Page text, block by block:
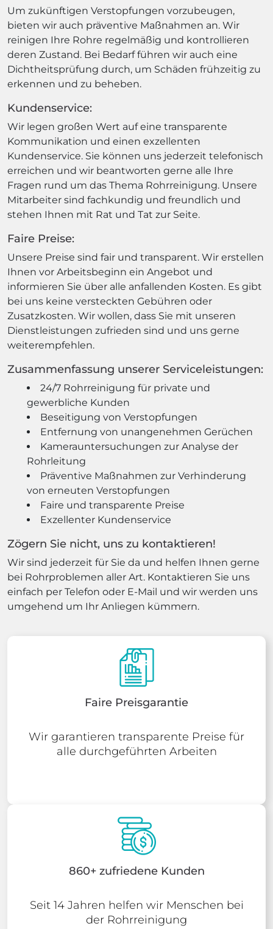
Um zukünftigen Verstopfungen vorzubeugen,
bieten wir auch präventive Maßnahmen an. Wir
reinigen Ihre Rohre regelmäßig und kontrollieren
deren Zustand. Bei Bedarf führen wir auch eine
Dichtheitsprüfung durch, um Schäden frühzeitig zu
erkennen und zu beheben.
Kundenservice:
Wir legen großen Wert auf eine transparente
Kommunikation und einen exzellenten
Kundenservice. Sie können uns jederzeit telefonisch
erreichen und wir beantworten gerne alle Ihre
Fragen rund um das Thema Rohrreinigung. Unsere
Mitarbeiter sind fachkundig und freundlich und
stehen Ihnen mit Rat und Tat zur Seite.
Faire Preise:
Unsere Preise sind fair und transparent. Wir erstellen
Ihnen vor Arbeitsbeginn ein Angebot und
informieren Sie über alle anfallenden Kosten. Es gibt
bei uns keine versteckten Gebühren oder
Zusatzkosten. Wir wollen, dass Sie mit unseren
Dienstleistungen zufrieden sind und uns gerne
weiterempfehlen.
Zusammenfassung unserer Serviceleistungen:
24/7 Rohrreinigung für private und
gewerbliche Kunden
Beseitigung von Verstopfungen
Entfernung von unangenehmen Gerüchen
Kamerauntersuchungen zur Analyse der
Rohrleitung
Präventive Maßnahmen zur Verhinderung
von erneuten Verstopfungen
Faire und transparente Preise
Exzellenter Kundenservice
Zögern Sie nicht, uns zu kontaktieren!
Wir sind jederzeit für Sie da und helfen Ihnen gerne
bei Rohrproblemen aller Art. Kontaktieren Sie uns
einfach per Telefon oder E-Mail und wir werden uns
umgehend um Ihr Anliegen kümmern.
Faire Preisgarantie
Wir garantieren transparente Preise für
alle durchgeführten Arbeiten
860+ zufriedene Kunden
Seit 14 Jahren helfen wir Menschen bei
der Rohrreinigung